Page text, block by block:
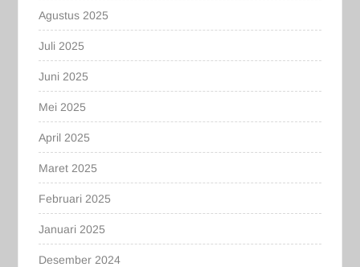
Agustus 2025
Juli 2025
Juni 2025
Mei 2025
April 2025
Maret 2025
Februari 2025
Januari 2025
Desember 2024